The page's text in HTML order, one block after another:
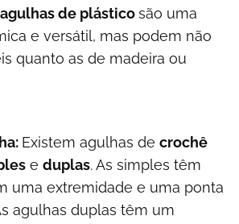
agulhas de plásticosão uma
e versátil, mas podem não
quanto as de madeira ou
Existem agulhas de crochê
e duplas. As simples têm
uma extremidade e uma ponta
agulhas duplas têm um